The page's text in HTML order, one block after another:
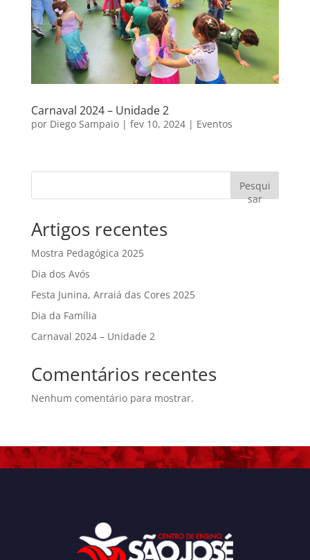
Carnaval 2024 – Unidade 2
por Diego Sampaio| fev 10, 2024| Eventos
Pesqui
sar
Artigos recentes
Mostra Pedagógica 2025
Dia dos Avós
Festa Junina, Arraiá das Cores 2025
Dia da Família
Carnaval 2024 – Unidade 2
Comentários recentes
Nenhum comentário para mostrar.